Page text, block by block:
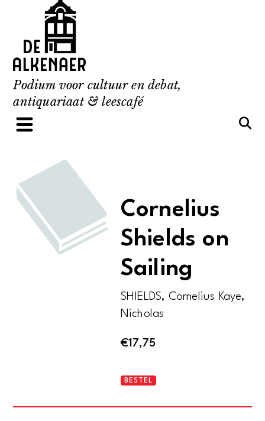
content
Podium voor cultuur en debat,
antiquariaat & leescafé
Cornelius
Shields on
Sailing
SHIELDS, Cornelius Kaye,
Nicholas
€17,75
Cornelius
BESTEL